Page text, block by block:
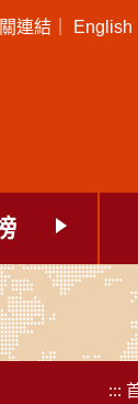
連結 English
:::